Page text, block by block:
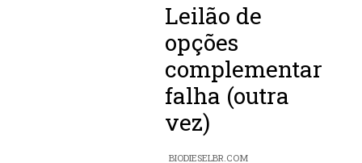
Leilão de
opções
complementar
falha (outra
vez)
BIODIESELBR.COM